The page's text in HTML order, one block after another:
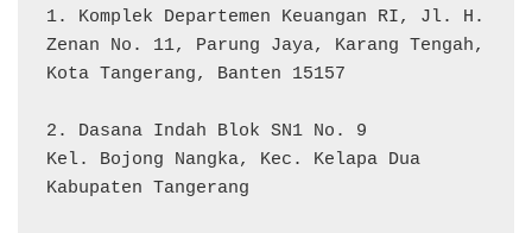
1. Komplek Departemen Keuangan RI, Jl. H.
Zenan No. 11, Parung Jaya, Karang Tengah,
Kota Tangerang, Banten 15157
2. Dasana Indah Blok SN1 No. 9
Kel. Bojong Nangka, Kec. Kelapa Dua
Kabupaten Tangerang